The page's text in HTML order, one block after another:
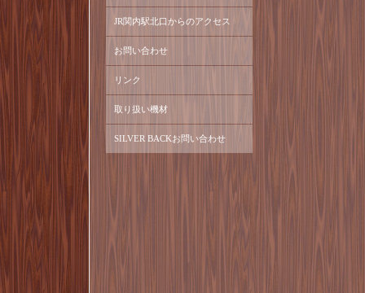
JR関内駅北口からのアクセス
お問い合わせ
リンク
取り扱い機材
SILVER BACKお問い合わせ